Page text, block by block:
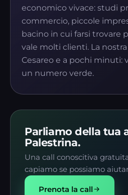
economico vivace: studi
commercio, piccole
bacino in cui farsi trovare
vale molti clienti. La
Cesareo e a pochi minuti:
un numero verde.
Parliamo della tua
Palestrina.
Una call conoscitiva
capiamo se possiamo
Prenota la call